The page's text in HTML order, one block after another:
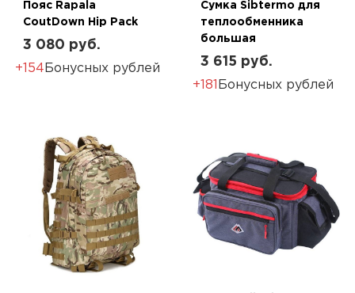
Пояс Rapala
CoutDown Hip Pack
3 080 руб.
+154 Бонусных рублей
Сумка Sibtermo для
теплообменника
большая
3 615 руб.
+181 Бонусных рублей